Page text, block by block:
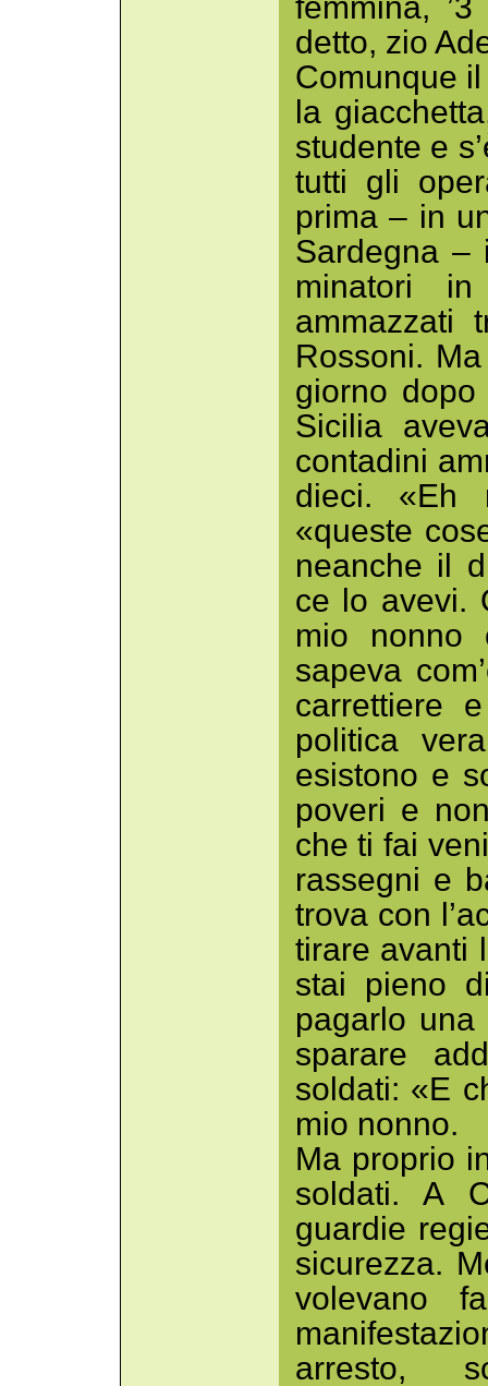
femmina,
detto, zio
Comunque
la
studente e
tutti gli
prima – in
Sardegna –
minatori
ammazzati
Rossoni.
giorno
Sicilia
contadini
dieci. «Eh
«queste
neanche il
ce lo avevi.
mio nonno
sapeva
carrettiere
politica
esistono e
poveri e
che ti fai
rassegni e
trova con
tirare avanti
stai pieno
pagarlo
sparare
soldati: «E
mio nonno.
Ma proprio
soldati. A
guardie
sicurezza.
volevano
arresto,